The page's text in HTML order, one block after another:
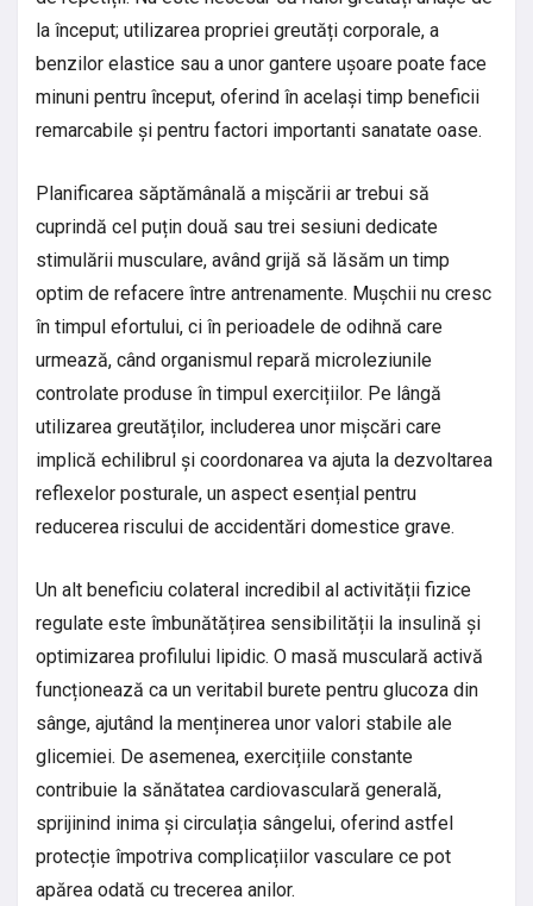
la început; utilizarea propriei greutăți corporale, a
benzilor elastice sau a unor gantere ușoare poate face
minuni pentru început, oferind în același timp beneficii
remarcabile și pentru factori importanti sanatate oase.
Planificarea săptămânală a mișcării ar trebui să
cuprindă cel puțin două sau trei sesiuni dedicate
stimulării musculare, având grijă să lăsăm un timp
optim de refacere între antrenamente. Mușchii nu cresc
în timpul efortului, ci în perioadele de odihnă care
urmează, când organismul repară microleziunile
controlate produse în timpul exercițiilor. Pe lângă
utilizarea greutăților, includerea unor mișcări care
implică echilibrul și coordonarea va ajuta la dezvoltarea
reflexelor posturale, un aspect esențial pentru
reducerea riscului de accidentări domestice grave.
Un alt beneficiu colateral incredibil al activității fizice
regulate este îmbunătățirea sensibilității la insulină și
optimizarea profilului lipidic. O masă musculară activă
funcționează ca un veritabil burete pentru glucoza din
sânge, ajutând la menținerea unor valori stabile ale
glicemiei. De asemenea, exercițiile constante
contribuie la sănătatea cardiovasculară generală,
sprijinind inima și circulația sângelui, oferind astfel
protecție împotriva complicațiilor vasculare ce pot
apărea odată cu trecerea anilor.